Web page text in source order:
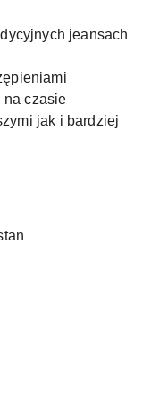
jeansach
na czasie
jak i bardziej